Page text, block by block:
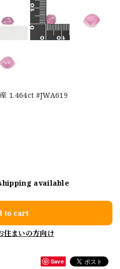
1.464ct #JWA619
available
to cart
住まいの方向け
Save